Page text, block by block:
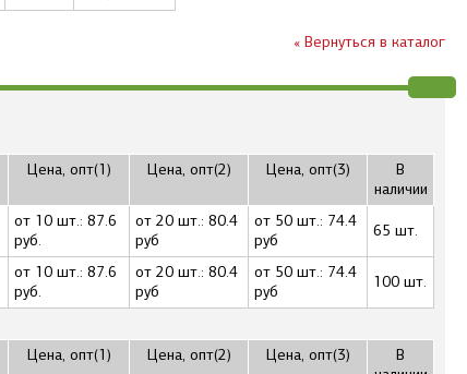
« Вернуться в каталог
Цена, опт(1) Цена, опт(2) Цена, опт(3)
В
наличии
от 10 шт.: 87.6
руб.
от 20 шт.: 80.4
руб
от 50 шт.: 74.4
руб
65 шт.
от 10 шт.: 87.6
руб.
от 20 шт.: 80.4
руб
от 50 шт.: 74.4
руб
100 шт.
Цена, опт(1) Цена, опт(2) Цена, опт(3)
В